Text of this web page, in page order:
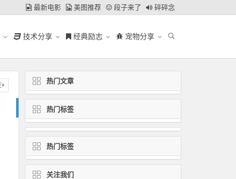
最新电影 美图推荐 段子来了 碎碎念
技术分享 经典励志 宠物分享
热门文章
热门标签
热门标签
关注我们